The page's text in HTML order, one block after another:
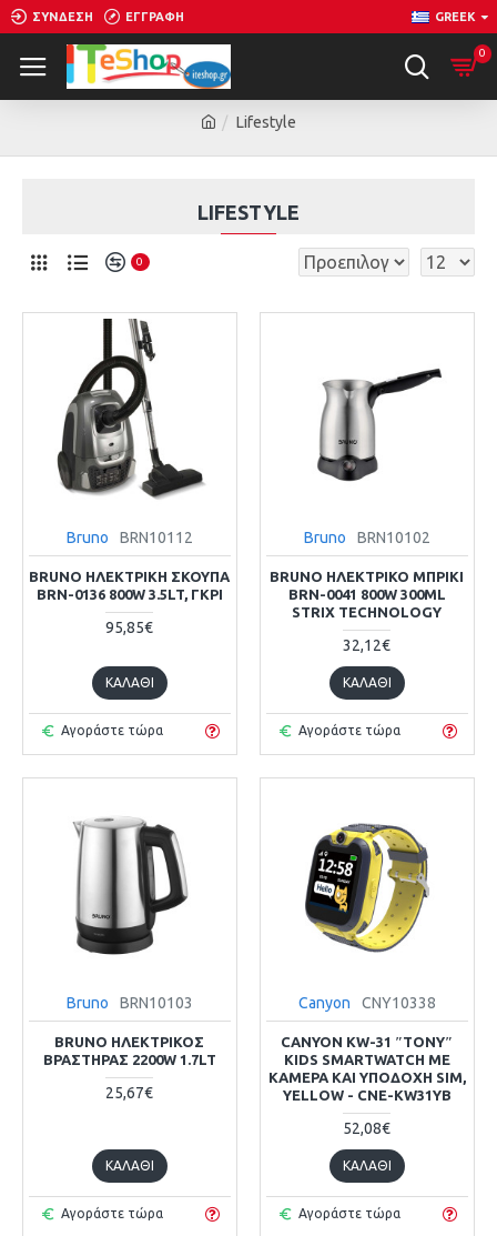
ΣΎΝΔΕΣΗ ΕΓΓΡΑΦΉ GREEK
0
Lifestyle
LIFESTYLE
0
Bruno BRN10112
BRUNO ΗΛΕΚΤΡΙΚΉ ΣΚΟΎΠΑ
BRN-0136 800W 3.5LT, ΓΚΡΙ
95,85€
ΚΑΛΆΘΙ
Αγοράστε τώρα
Bruno BRN10102
BRUNO ΗΛΕΚΤΡΙΚΌ ΜΠΡΊΚΙ
BRN-0041 800W 300ML
STRIX TECHNOLOGY
32,12€
ΚΑΛΆΘΙ
Αγοράστε τώρα
Bruno BRN10103
BRUNO ΗΛΕΚΤΡΙΚΌΣ
ΒΡΑΣΤΉΡΑΣ 2200W 1.7LT
25,67€
ΚΑΛΆΘΙ
Αγοράστε τώρα
Canyon CNY10338
CANYON KW-31 ″TONY″
KIDS SMARTWATCH ΜΕ
ΚΆΜΕΡΑ ΚΑΙ ΥΠΟΔΟΧΉ SIM,
YELLOW - CNE-KW31YB
52,08€
ΚΑΛΆΘΙ
Αγοράστε τώρα